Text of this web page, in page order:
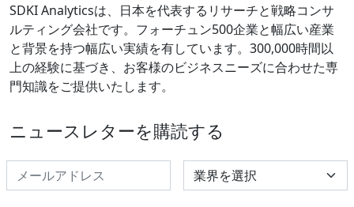
SDKI Analyticsは、日本を代表するリサーチと戦略コンサ
ルティング会社です。フォーチュン500企業と幅広い産業
と背景を持つ幅広い実績を有しています。300,000時間以
上の経験に基づき、お客様のビジネスニーズに合わせた専
門知識をご提供いたします。
ニュースレターを購読する
Select Industry